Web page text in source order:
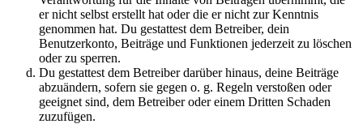
er nicht selbst erstellt hat oder die er nicht zur Kenntnis
genommen hat. Du gestattest dem Betreiber, dein
Benutzerkonto, Beiträge und Funktionen jederzeit zu löschen
oder zu sperren.
Du gestattest dem Betreiber darüber hinaus, deine Beiträge
abzuändern, sofern sie gegen o. g. Regeln verstoßen oder
geeignet sind, dem Betreiber oder einem Dritten Schaden
zuzufügen.